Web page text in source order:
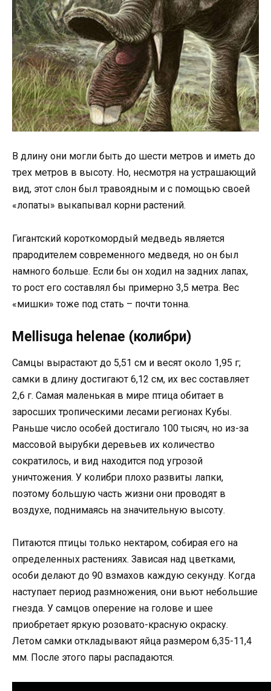
В длину они могли быть до шести метров и иметь до
трех метров в высоту. Но, несмотря на устрашающий
вид, этот слон был травоядным и с помощью своей
«лопаты» выкапывал корни растений.
Гигантский короткомордый медведь является
прародителем современного медведя, но он был
намного больше. Если бы он ходил на задних лапах,
то рост его составлял бы примерно 3,5 метра. Вес
«мишки» тоже под стать – почти тонна.
Mellisuga helenae (колибри)
Самцы вырастают до 5,51 см и весят около 1,95 г;
самки в длину достигают 6,12 см, их вес составляет
2,6 г. Самая маленькая в мире птица обитает в
заросших тропическими лесами регионах Кубы.
Раньше число особей достигало 100 тысяч, но из-за
массовой вырубки деревьев их количество
сократилось, и вид находится под угрозой
уничтожения. У колибри плохо развиты лапки,
поэтому большую часть жизни они проводят в
воздухе, поднимаясь на значительную высоту.
Питаются птицы только нектаром, собирая его на
определенных растениях. Зависая над цветками,
особи делают до 90 взмахов каждую секунду. Когда
наступает период размножения, они вьют небольшие
гнезда. У самцов оперение на голове и шее
приобретает яркую розовато-красную окраску.
Летом самки откладывают яйца размером 6,35-11,4
мм. После этого пары распадаются.